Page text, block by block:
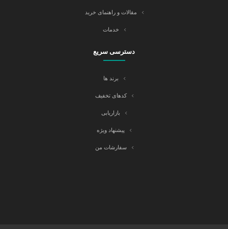
مقالات و راهنمای خرید
خدمات
دسترسی سریع
برند ها
کدهای تخفیف
بازاریابی
پیشنهاد ویژه
سفارشات من